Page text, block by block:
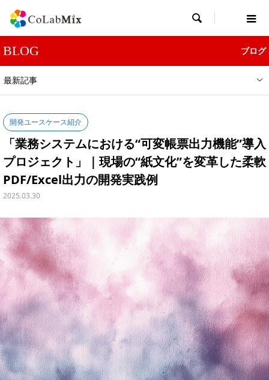

BLOG ブログ
最新記事
開発ユースケース紹介
「業務システムにおける“可変帳票出力機能”導入
プロジェクト」｜現場の“紙文化”を変革した柔軟
PDF/Excel出力の開発実践例
2025.03.30